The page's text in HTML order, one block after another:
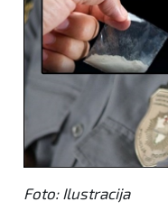
Politika
Zanimljivosti
Foto: Ilustracija